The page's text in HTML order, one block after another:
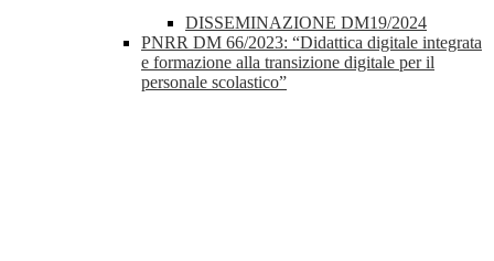
DISSEMINAZIONE DM19/2024
PNRR DM 66/2023: “Didattica digitale integrata
e formazione alla transizione digitale per il
personale scolastico”